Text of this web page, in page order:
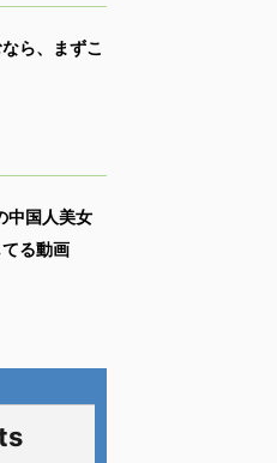
ら、まずこ
中国人美女
る動画